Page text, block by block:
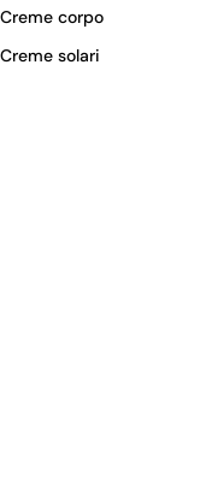
Creme corpo
Creme solari